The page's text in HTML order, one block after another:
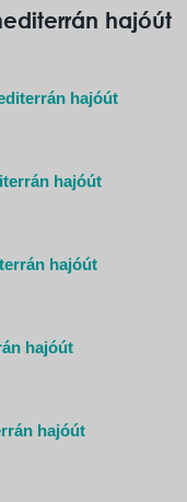
hajóút
hajóút
hajóút
hajóút
hajóút
hajóút